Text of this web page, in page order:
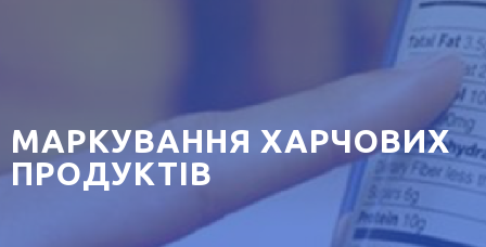
МАРКУВАННЯ ХАРЧОВИХ
ПРОДУКТІВ